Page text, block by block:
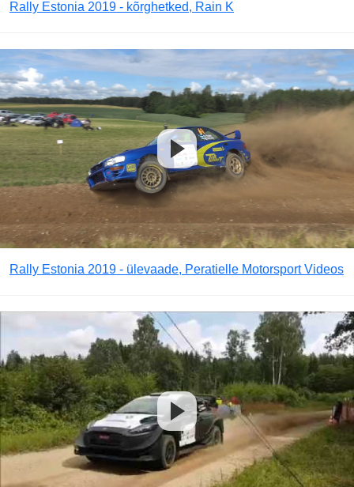
Rally Estonia 2019 - kõrghetked, Rain K
Rally Estonia 2019 - ülevaade, Peratielle Motorsport Videos